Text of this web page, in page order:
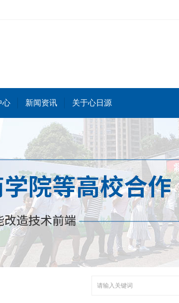
心 新闻资讯 关于心日源